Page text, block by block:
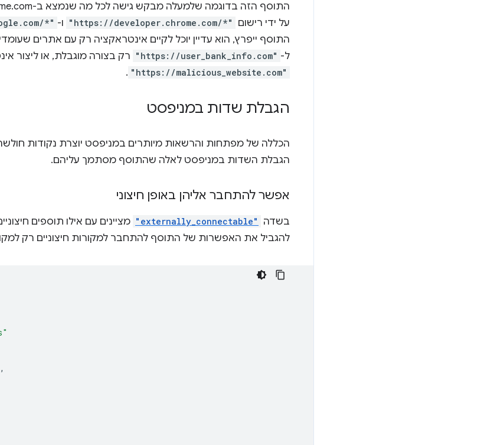
על ידי רישום
"https://developer.chrome.com/*" ו- *"
התוסף ייפרץ, הוא עדיין יוכל לקיים אינטראקציה רק עם אתרים
ל- "https://user_bank_info.com" רק בצורה מוגבלת, או ליצור
"https://malicious_website.com"
.
הגבלת שדות במניפסט
הכללה של מפתחות והרשאות מיותרים במניפסט יוצרת נקודות
הגבלת השדות במניפסט לאלה שהתוסף מסתמך עליהם.
אפשר להתחבר אליהן באופן חיצוני
בשדה "externally_connectable" מציינים עם אילו תוספים
להגביל את האפשרות של התוסף להתחבר למקורות חיצוניים רק
,